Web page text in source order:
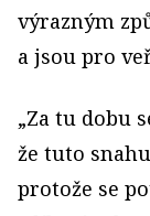
výrazným
a jsou pro
„Za tu dobu
že tuto
protože se